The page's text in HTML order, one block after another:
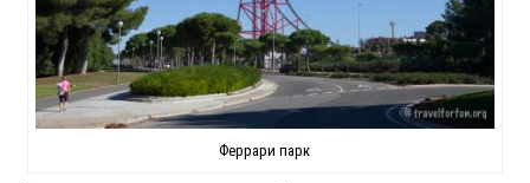
Феррари парк